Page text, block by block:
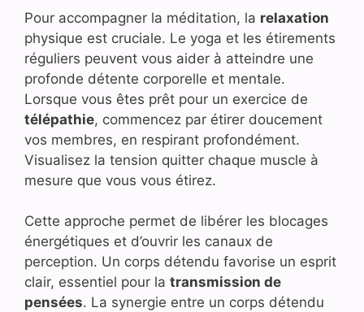
Pour accompagner la méditation, la relaxation
physique est cruciale. Le yoga et les étirements
réguliers peuvent vous aider à atteindre une
profonde détente corporelle et mentale.
Lorsque vous êtes prêt pour un exercice de
télépathie, commencez par étirer doucement
vos membres, en respirant profondément.
Visualisez la tension quitter chaque muscle à
mesure que vous vous étirez.
Cette approche permet de libérer les blocages
énergétiques et d’ouvrir les canaux de
perception. Un corps détendu favorise un esprit
clair, essentiel pour la transmission de
pensées. La synergie entre un corps détendu